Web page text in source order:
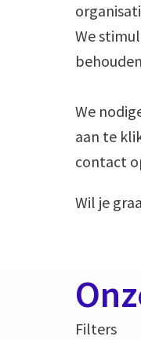
We
We
aan te
contact
Filters